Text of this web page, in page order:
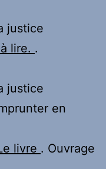
justice
lire. .
justice
en
livre . Ouvrage